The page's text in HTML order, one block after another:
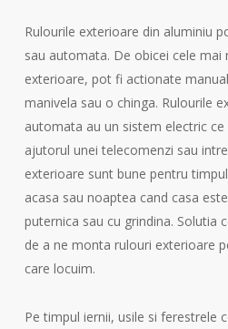
Rulourile exterioare din aluminiu
sau automata. De obicei cele
exterioare, pot fi actionate
manivela sau o chinga. Rulourile
automata au un sistem electric
ajutorul unei telecomenzi sau
exterioare sunt bune pentru
acasa sau noaptea cand casa
puternica sau cu grindina. Solutia
de a ne monta rulouri exterioare
care locuim.
Pe timpul iernii, usile si ferestrele